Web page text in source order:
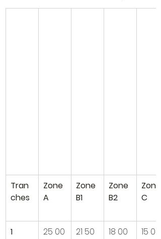
Tran
ches
Zone
A
Zone
B1
Zone
B2
Zone
C
1
25 00
21 50
18 00
15 00